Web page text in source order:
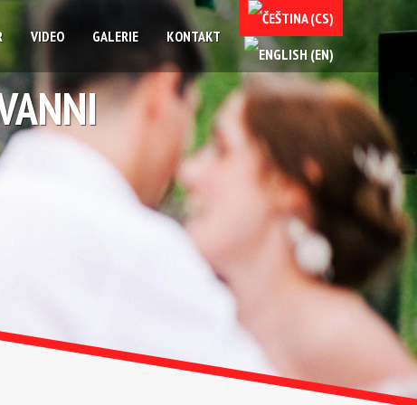
VIDEO GALERIE KONTAKT